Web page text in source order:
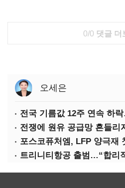
0/0 댓글 더
오세은